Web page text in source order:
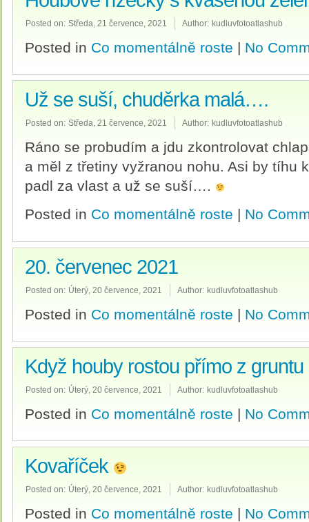
Posted on: Středa, 21 července, 2021 Author: kudluvfotoatlashub
Posted in Co momentálně roste | No
Už se suší, chuděrka malá….
Posted on: Středa, 21 července, 2021 Author: kudluvfotoatlashub
Ráno se probudím a jdu zkontrolovat
a měl z třetiny vyžranou nohu. Asi by tíhu
padl za vlast a už se suší….
Posted in Co momentálně roste | No
20. červenec 2021
Posted on: Úterý, 20 července, 2021 Author: kudluvfotoatlashub
Posted in Co momentálně roste | No
Když houby rostou přímo z gruntu
Posted on: Úterý, 20 července, 2021 Author: kudluvfotoatlashub
Posted in Co momentálně roste | No
Kovaříček
Posted on: Úterý, 20 července, 2021 Author: kudluvfotoatlashub
Posted in Co momentálně roste | No